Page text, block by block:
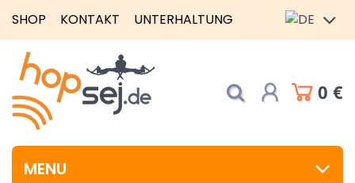
SHOP KONTAKT UNTERHALTUNG
0 €
MENU